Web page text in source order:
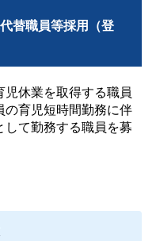
替職員等採用（登
休業を取得する職員
育児短時間勤務に伴
して勤務する職員を募